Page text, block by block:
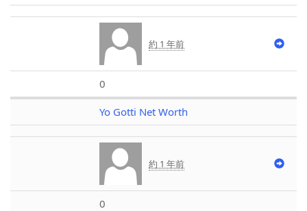
約 1 年前
0
Yo Gotti Net Worth
約 1 年前
0